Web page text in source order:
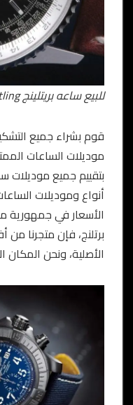
للبيع ساعه بريتلينج Breitling
قوم بشراء جميع
موديلات الساعات
بتقييم جميع موديلات
أنواع وموديلات
الأسعار في جمهورية
برتلنج، فإن متجرنا
الأصلية، ونحن